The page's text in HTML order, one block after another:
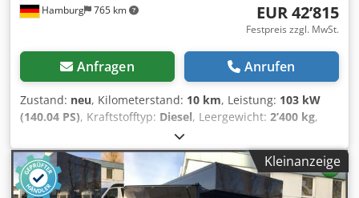
Hamburg 765 km EUR 42’815
Festpreis zzgl. MwSt.
Anfragen Anrufen
Zustand: neu, Kilometerstand: 10 km, Leistung: 103 kW
(140.04 PS), Kraftstofftyp: Diesel, Leergewicht: 2’400 kg,
1’100 kg
kg, Radstand:4’035 mm, Kraftstoff:Diesel, Farbe:Weiß,
Getriebetyp: mechanisch , Emissionsklasse:Euro6,
Federung:Blatt, Laderaumlänge:4’000 mm ,
Kleinanzeige